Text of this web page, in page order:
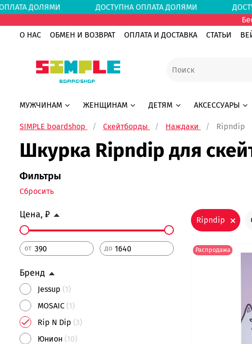
ОПЛАТА ДОЛЯМИ ДОСТУПНА ОПЛАТА ДОЛЯМИ
О НАС
ОБМЕН И ВОЗВРАТ ОПЛАТА И ДОСТАВКА СТАТЬИ
МУЖЧИНАМ ЖЕНЩИНАМ ДЕТЯМ АКСЕССУАРЫ
SIMPLE boardshop Скейтборды Наждаки Ripndip
Шкурка Ripndip для
Ripndip
Распродажа
Фильтры
Сбросить
Цена, ₽
от до
Бренд
Jessup (1)
MOSAIC (1)
Rip N Dip (3)
Юнион (10)